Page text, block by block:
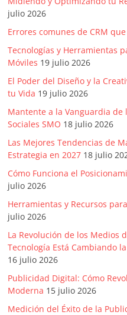
Tendencias,
Trendings,
Dinero,
Economía,
Diseño
Web,
Móviles,
Digitales,
Publicitarias,
Alianzas,
Clientes,
Innovación,
Tecnología,
Noticias,
Artículos,
Gente,
Contenidos
de
Calidad,
Eventos
julio 2026
Errores comunes de CRM
Tecnologías y Herramientas
Móviles 19 julio 2026
El Poder del Diseño y la
tu Vida 19 julio 2026
Mantente a la Vanguardia de
Sociales SMO 18 julio 2026
Las Mejores Tendencias de
Estrategia en 2027 18 julio
Cómo Funciona el
julio 2026
Herramientas y Recursos
julio 2026
La Revolución de los Medios
Tecnología Está Cambiando
16 julio 2026
Publicidad Digital: Cómo
Moderna 15 julio 2026
Medición del Éxito de la